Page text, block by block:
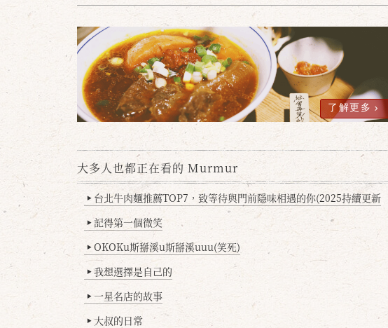
了解更多
大多人也都正在看的 Murmur
▶ 台北牛肉麵推薦TOP7，致等待與門前隱味相遇的你(2025持續更新
▶ 記得第一個微笑
▶ OKOKu斯掰溪u斯掰溪uuu(笑死)
▶ 我想選擇是自己的
▶ 一星名店的故事
▶ 大叔的日常